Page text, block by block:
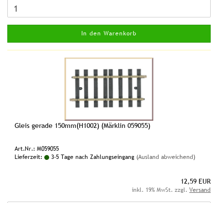
In den Warenkorb
Gleis gerade 150mm(H1002) (Märklin 059055)
Art.Nr.: M059055
Lieferzeit:
3-5 Tage nach Zahlungseingang (Ausland abweichend)
12,59 EUR
inkl. 19% MwSt. zzgl. Versand